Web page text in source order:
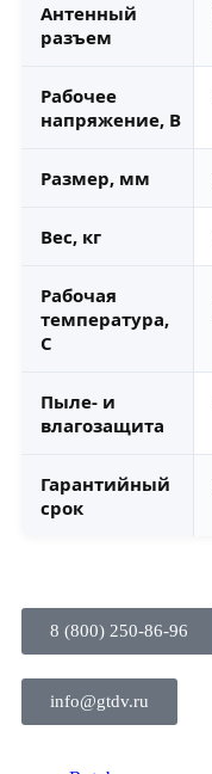
Антенный
разъем
Рабочее
напряжение, В
Размер, мм
Вес, кг
Рабочая
температура,
С
Пыле- и
влагозащита
Гарантийный
срок
8 (800) 250-86-96
info@gtdv.ru